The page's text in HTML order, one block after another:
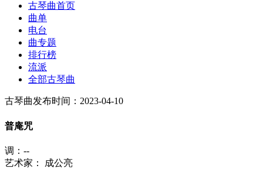
古琴曲首页
曲单
电台
曲专题
排行榜
流派
全部古琴曲
古琴曲发布时间：2023-04-10
普庵咒
调：--
艺术家： 成公亮